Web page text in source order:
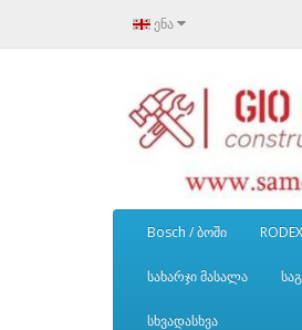
ენა
Bosch / ბოში RODEX
სახარჯი მასალა
სხვადასხვა